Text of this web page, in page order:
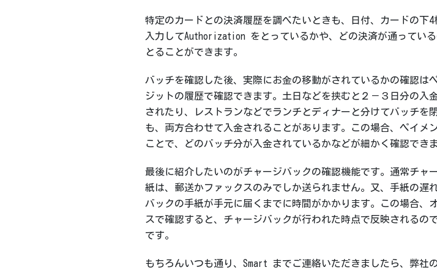
特定のカードとの決済履歴を調べたいときも、日付、カードの下4
入力してAuthorization をとっているかや、どの決済が通ってい
とることができます。
バッチを確認した後、実際にお金の移動がされているかの確認は
ジットの履歴で確認できます。土日などを挟むと２－３日分の入
されたり、レストランなどでランチとディナーと分けてバッチを
も、両方合わせて入金されることがあります。この場合、ペイメ
ことで、どのバッチ分が入金されているかなどが細かく確認できま
最後に紹介したいのがチャージバックの確認機能です。通常チャ
紙は、郵送かファックスのみでしか送られません。又、手紙の遅
バックの手紙が手元に届くまでに時間がかかります。この場合、
スで確認すると、チャージバックが行われた時点で反映されるの
です。
もちろんいつも通り、Smart までご連絡いただきましたら、弊社